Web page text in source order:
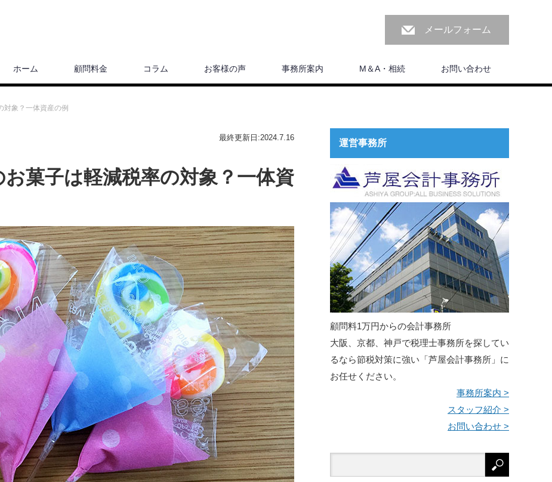
メールフォーム
ホーム 顧問料金 コラム お客様の声 事務所案内 M＆A・相続 お問い合わせ
対象？一体資産の例
最終更新日:2024.7.16
お菓子は軽減税率の対象？一体資
運営事務所
顧問料1万円からの会計事務所
大阪、京都、神戸で税理士事務所を探してい
るなら節税対策に強い「芦屋会計事務所」に
お任せください。
事務所案内 >
スタッフ紹介 >
お問い合わせ >